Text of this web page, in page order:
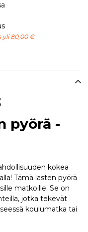
pyörä -
kokea
Tämä lasten pyörä
matkoille. Se on
jotka tekevät
koulumatka tai
yli 80,00 €